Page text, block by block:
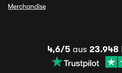
Merchandise
4,6/5 aus 23.948